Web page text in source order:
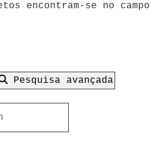
encontram-se no
Pesquisa avançada